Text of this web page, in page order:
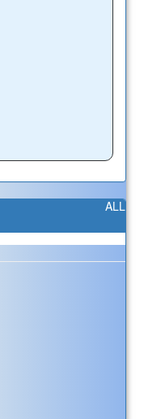
ALL